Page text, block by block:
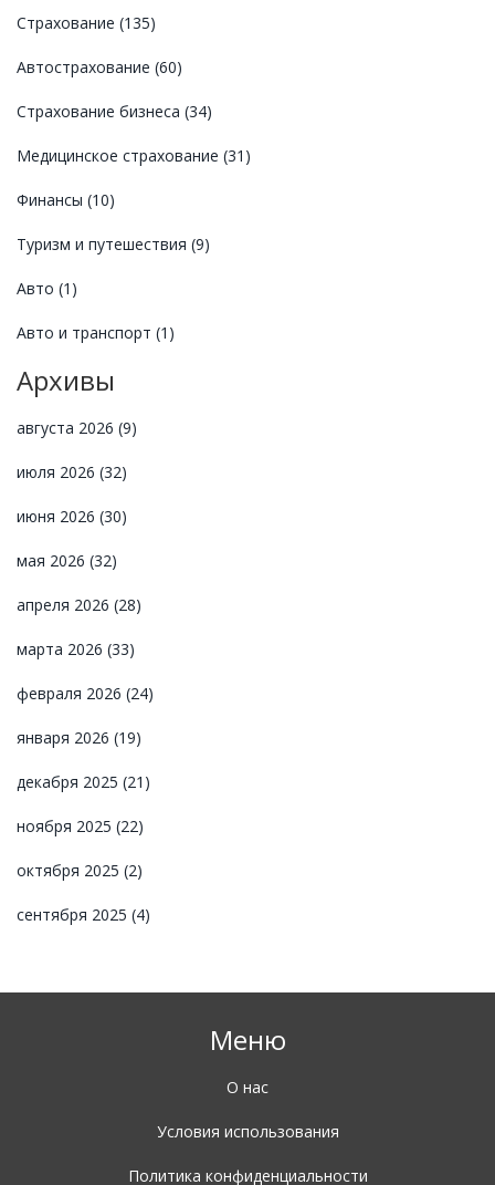
Страхование (135)
Автострахование (60)
Страхование бизнеса (34)
Медицинское страхование (31)
Финансы (10)
Туризм и путешествия (9)
Авто (1)
Авто и транспорт (1)
Архивы
августа 2026 (9)
июля 2026 (32)
июня 2026 (30)
мая 2026 (32)
апреля 2026 (28)
марта 2026 (33)
февраля 2026 (24)
января 2026 (19)
декабря 2025 (21)
ноября 2025 (22)
октября 2025 (2)
сентября 2025 (4)
Меню
О нас
Условия использования
Политика конфиденциальности